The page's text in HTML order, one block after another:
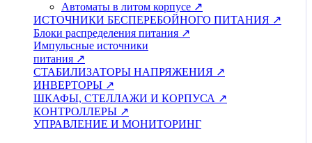
Автоматы в литом корпусе ↗
ИСТОЧНИКИ БЕСПЕРЕБОЙНОГО ПИТАНИЯ ↗
Блоки распределения питания ↗
Импульсные источники
питания ↗
СТАБИЛИЗАТОРЫ НАПРЯЖЕНИЯ ↗
ИНВЕРТОРЫ ↗
ШКАФЫ, СТЕЛЛАЖИ И КОРПУСА ↗
КОНТРОЛЛЕРЫ ↗
УПРАВЛЕНИЕ И МОНИТОРИНГ